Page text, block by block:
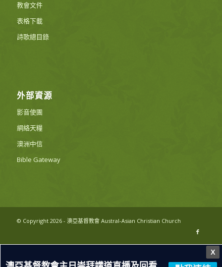
教會文件
表格下載
詩歌總目錄
外部資源
影音使團
網絡天糧
澳洲中信
Bible Gateway
© Copyright 2026 - 澳亞基督教會 Austral-Asian Christian Church
X